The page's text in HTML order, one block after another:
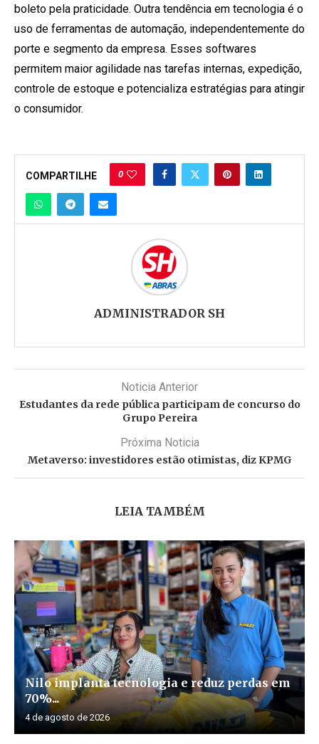
boleto pela praticidade. Outra tendência em tecnologia é o
uso de ferramentas de automação, independentemente do
porte e segmento da empresa. Esses softwares
permitem maior agilidade nas tarefas internas, expedição,
controle de estoque e potencializa estratégias para atingir
o consumidor.
COMPARTILHE 0
ADMINISTRADOR SH
Noticia Anterior
Estudantes da rede pública participam de concurso do
Grupo Pereira
Próxima Noticia
Metaverso: investidores estão otimistas, diz KPMG
LEIA TAMBÉM
Nilo implanta tecnologia e reduz perdas em
70%...
4 de agosto de 2026